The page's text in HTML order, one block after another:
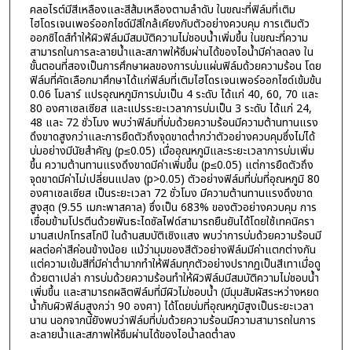
คลอไรต์มีสีเหลืองและสีส้มเหลืองตามลำดับ ในขณะที่ฟิล์มที่เติม
ไฮโดรเจนเพอร์ออกไซด์มีสีใกล้เคียงกับตัวอย่างควบคุม การเติมตัว
ออกซิไดส์ทำให้ผิวฟิล์มมีสมบัติความไม่ชอบน้ำเพิ่มขึ้น ในขณะที่ความ
สามารถในการละลายน้ำและสภาพให้ซึมผ่านได้ของไอน้ำมีค่าลดลง ใน
ขั้นตอนที่สองเป็นการศึกษาผลของการบ่มแผ่นฟิล์มด้วยความร้อน โดย
ฟิล์มที่คัดเลือกมาศึกษาได้แก่ฟิล์มที่เติมไฮโดรเจนเพอร์ออกไซด์เข้มข้น
0.06 โมลาร์ แปรอุณหภูมิการบ่มเป็น 4 ระดับ ได้แก่ 40, 60, 70 และ
80 องศาเซลเซียส และแปรระยะเวลาการบ่มเป็น 3 ระดับ ได้แก่ 24,
48 และ 72 ชั่วโมง พบว่าฟิล์มที่บ่มด้วยความร้อนมีความต้านทานแรง
ดึงขาดสูงกว่าและการยืดตัวถึงจุดขาดต่ำกว่าตัวอย่างควบคุมซึ่งไม่ได้
บ่มอย่างมีนัยสำคัญ (p≤0.05) เมื่ออุณหภูมิและระยะเวลาการบ่มเพิ่ม
ขึ้น ความต้านทานแรงดึงขาดมีค่าเพิ่มขึ้น (p≤0.05) แต่การยืดตัวถึง
จุดขาดมีค่าไม่เปลี่ยนแปลง (p>0.05) ตัวอย่างฟิล์มที่บ่มที่อุณหภูมิ 80
องศาเซลเซียส เป็นระยะเวลา 72 ชั่วโมง มีความต้านทานแรงดึงขาด
สูงสุด (9.55 เมกะพาสคาล) ซึ่งเป็น 683% ของตัวอย่างควบคุม การ
เชื่อมข้ามโปรตีนด้วยพันธะไดซัลไฟด์สามารถยืนยันได้โดยใช้เทคนิครา
มานสเปกโทรสโกปี ในด้านสมบัติเชิงแสง พบว่าการบ่มด้วยความร้อนมี
ผลต่อค่าสีค่อนข้างน้อย แม้ว่ามุมของสีตัวอย่างฟิล์มมีค่าแตกต่างกัน
แต่ความเข้มสีที่มีค่าต่ำมากทำให้ฟิล์มทุกตัวอย่างปรากฏเป็นสีเทาเมื่อดู
ด้วยตาเปล่า การบ่มด้วยความร้อนทำให้ผิวฟิล์มมีสมบัติความไม่ชอบน้ำ
เพิ่มขึ้น และสามารถผลิตฟิล์มที่มีผิวไม่ชอบน้ำ (มีมุมสัมผัสระหว่างหยด
น้ำกับผิวฟิล์มสูงกว่า 90 องศา) ได้โดยบ่มที่อุณหภูมิสูงเป็นระยะเวลา
นาน นอกจากนี้ยังพบว่าฟิล์มที่บ่มด้วยความร้อนมีความสามารถในการ
ละลายน้ำและสภาพให้ซึมผ่านได้ของไอน้ำลดต่ำลง